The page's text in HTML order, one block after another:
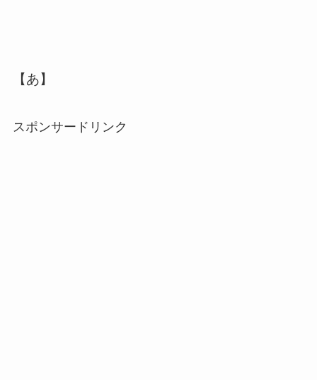
【あ】
スポンサードリンク